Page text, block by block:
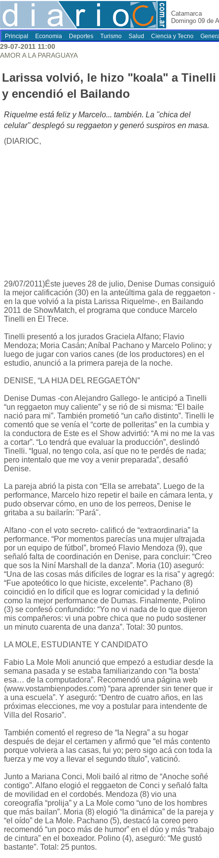
Catamarca
Domingo 09 de
Principal Economia Deportes Turismo Salud Ciencia y Tecno
29-07-2011 11:00
AMOR A LA PARAGUAYA
Larissa volvió, le hizo "koala" a Tinelli
y encendió el Bailando
Riquelme está feliz y Marcelo... también. La "chica del
celular" desplegó su reggaeton y generó suspiros en masa.
(DIARIOC,
29/07/2011)Éste jueves 28 de julio, Denise Dumas consiguió
la mejor calificación (30) en la anteúltima gala de reggaeton -
en la que volvió a la pista Larissa Riquelme-, en Bailando
2011 de ShowMatch, el programa que conduce Marcelo
Tinelli en El Trece.
Tinelli presentó a los jurados Graciela Alfano; Flavio
Mendoza; Moria Casán; Aníbal Pachano y Marcelo Polino; y
luego de jugar con varios canes (de los productores) en el
estudio, anunció a la primera pareja de la noche.
DENISE, “LA HIJA DEL REGGAETÓN”
Denise Dumas -con Alejandro Gallego- le anticipó a Tinelli
“un reggaeton muy caliente” y se rió de si misma: “El baile
nació para mi”. También prometió “un caño distinto”. Tinelli le
comentó que se venía el “corte de polleritas” en la cumbia y
la conductora de Este es el Show advirtió: “A mi no me la vas
a cortar”. “Lo tendrá que evaluar la producción”, deslindó
Tinelli. “Igual, no tengo cola, así que no te perdés de nada;
pero intentalo que me voy a venir preparada”, desafió
Denise.
La pareja abrió la pista con “Ella se arrebata”. Luego de la
performance, Marcelo hizo repetir el baile en cámara lenta, y
pudo observar cómo, en uno de los perreos, Denise le
gritaba a su bailarín: "Pará".
Alfano -con el voto secreto- calificó de “extraordinaria” la
performance. “Por momentos parecías una mujer ultrajada
por un equipo de fútbol”, bromeó Flavio Mendoza (9), que
señaló falta de coordinación en Denise, para concluir: “Creo
que sos la Niní Marshall de la danza”. Moria (10) aseguró:
“Una de las cosas más difíciles de lograr es la risa” y agregó:
“Fue apoteótico lo que hiciste, excelente”. Pachano (8)
coincidió en lo difícil que es lograr comicidad y la definió
como la mejor performance de Dumas. Finalmente, Polino
(3) se confesó confundido: “Yo no vi nada de lo que dijeron
mis compañeros: vi una pobre chica que no pudo sostener
un minuto cuarenta de una danza”. Total: 30 puntos.
LA MOLE, ESTUDIANTE Y CANDIDATO
Fabio La Mole Moli anunció que empezó a estudiar desde la
semana pasada y se estaba familiarizando con “la bosta’
esa… de la computadora”. Recomendó una página web
(www.vostambienpodes.com) “para aprender sin tener que ir
a una escuela”. Y aseguró: “Dentro de cuatro años, en las
próximas elecciones, me voy a postular para intendente de
Villa del Rosario”.
También comentó el regreso de “la Negra” a su hogar
después de dejar el certamen y afirmó que “el más contento
porque volviera a las casas, fui yo; pero sigo acá con toda la
fuerza y me voy a llevar el segundo título”, vaticinó.
Junto a Mariana Conci, Moli bailó al ritmo de “Anoche soñé
contigo”. Alfano elogió el reggaeton de Conci y señaló falta
de movilidad en el cordobés. Mendoza (8) vio una
coreografía “prolija” y a La Mole como “uno de los hombres
que más bailan”. Moria (8) elogió “la dinámica” de la pareja y
“el oído” de La Mole. Pachano (5), destacó la coreo pero
recomendó “un poco más de humor” en el dúo y más “trabajo
de cintura” en el boxeador. Polino (4), aseguró: “Me gustó
bastante”. Total: 25 puntos.